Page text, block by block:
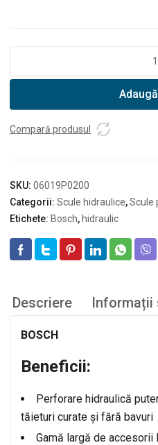
scula
hidraulica
18V-
60
Compară produsul
SKU: 06019P0200
Categorii: Scule hidraulice,Scule
Etichete: Bosch, hidraulic
Descriere Informații
BOSCH
Beneficii:
Perforare hidraulică
tăieturi curate şi fără bavuri
Gamă largă de